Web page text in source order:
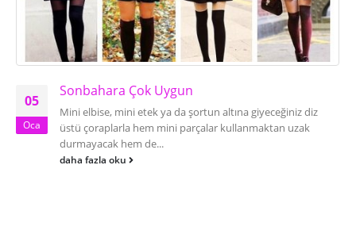
05
Oca
Sonbahara Çok Uygun
Mini elbise, mini etek ya da şortun altına giyeceğiniz diz
üstü çoraplarla hem mini parçalar kullanmaktan uzak
durmayacak hem de...
daha fazla oku